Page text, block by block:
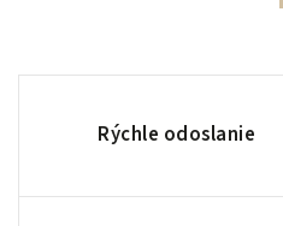
Rýchle odoslanie